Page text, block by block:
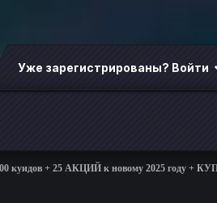
Уже зарегистрированы? Войти
2025 году + КУПОНЫ + ПОДАРКИ